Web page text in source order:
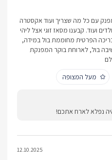
מפנק עם כל מה שצריך ועוד אקסטרה
ועוד. קבענו מסאז זוגי אצל ליהי
הפרטית מחוממת בול במידה,
בול, לארוחת בוקר המפנקת
מעל המצופה
נפלא לארח אתכם!
12.10.2025